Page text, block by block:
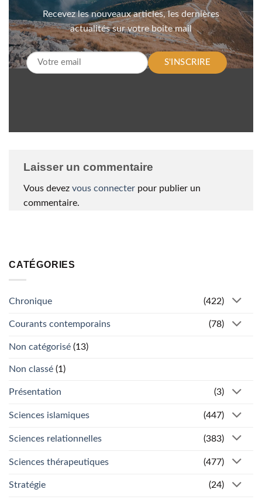
Recevez les nouveaux articles, les dernières
actualités sur votre boite mail
S'INSCRIRE
Laisser un commentaire
Vous devez vous connecter pour publier un
commentaire.
CATÉGORIES
Chronique (422)
Courants contemporains (78)
Non catégorisé (13)
Non classé (1)
Présentation (3)
Sciences islamiques (447)
Sciences relationnelles (383)
Sciences thérapeutiques (477)
Stratégie (24)